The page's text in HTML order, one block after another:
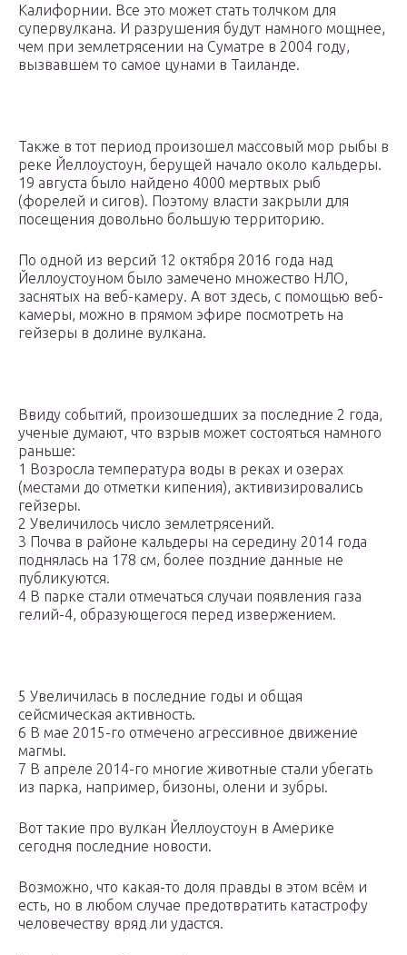
Калифорнии. Все это может стать толчком для
супервулкана. И разрушения будут намного мощнее,
чем при землетрясении на Суматре в 2004 году,
вызвавшем то самое цунами в Таиланде.
Также в тот период произошел массовый мор рыбы в
реке Йеллоустоун, берущей начало около кальдеры.
19 августа было найдено 4000 мертвых рыб
(форелей и сигов). Поэтому власти закрыли для
посещения довольно большую территорию.
По одной из версий 12 октября 2016 года над
Йеллоустоуном было замечено множество НЛО,
заснятых на веб-камеру. А вот здесь, с помощью веб-
камеры, можно в прямом эфире посмотреть на
гейзеры в долине вулкана.
Ввиду событий, произошедших за последние 2 года,
ученые думают, что взрыв может состояться намного
раньше:
1 Возросла температура воды в реках и озерах
(местами до отметки кипения), активизировались
гейзеры.
2 Увеличилось число землетрясений.
3 Почва в районе кальдеры на середину 2014 года
поднялась на 178 см, более поздние данные не
публикуются.
4 В парке стали отмечаться случаи появления газа
гелий-4, образующегося перед извержением.
5 Увеличилась в последние годы и общая
сейсмическая активность.
6 В мае 2015-го отмечено агрессивное движение
магмы.
7 В апреле 2014-го многие животные стали убегать
из парка, например, бизоны, олени и зубры.
Вот такие про вулкан Йеллоустоун в Америке
сегодня последние новости.
Возможно, что какая-то доля правды в этом всём и
есть, но в любом случае предотвратить катастрофу
человечеству вряд ли удастся.